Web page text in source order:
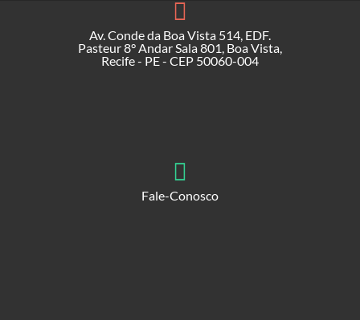
Av. Conde da Boa Vista 514, EDF.
Pasteur 8° Andar Sala 801, Boa Vista,
Recife - PE - CEP 50060-004
Fale-Conosco